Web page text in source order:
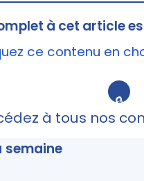
à cet article
ce contenu en
🔒
à tous nos
semaine